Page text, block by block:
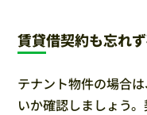
賃貸借契約も忘れ
テナント物件の場合
いか確認しましょう